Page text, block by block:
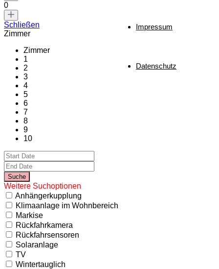
Impressum
Datenschutz
0
Schließen
Zimmer
Zimmer
1
2
3
4
5
6
7
8
9
10
Weitere Suchoptionen
Anhängerkupplung
Klimaanlage im Wohnbereich
Markise
Rückfahrkamera
Rückfahrsensoren
Solaranlage
TV
Wintertauglich